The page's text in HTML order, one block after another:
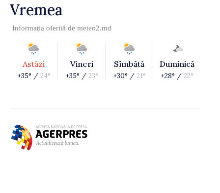
Vremea
Informația oferită de meteo2.md
Astăzi
+35° / 24°
Vineri
+35° / 23°
Sîmbătă
+30° / 21°
Duminică
+28° / 22°